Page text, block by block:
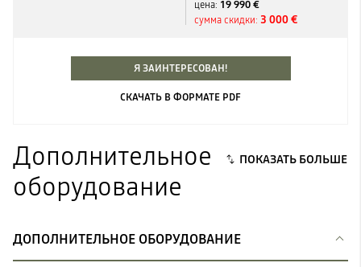
цена: 19 990 €
сумма скидки: 3 000 €
Я ЗАИНТЕРЕСОВАН!
СКАЧАТЬ В ФОРМАТЕ PDF
Дополнительное
оборудование
ДОПОЛНИТЕЛЬНОЕ ОБОРУДОВАНИЕ